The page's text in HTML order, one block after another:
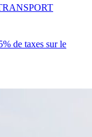
de taxes sur le